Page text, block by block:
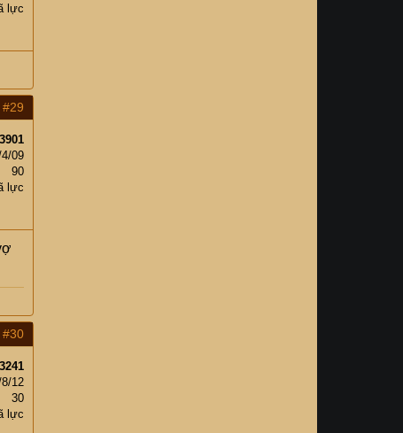
lực
#29
09
90
lực
#30
8/12
30
lực